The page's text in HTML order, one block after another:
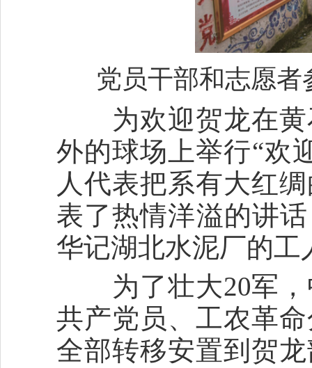
党员干部和志愿
为欢迎贺龙在黄
外的球场上举行“欢
人代表把系有大红
表了热情洋溢的讲
华记湖北水泥厂的
为了壮大20军，
共产党员、工农革
全部转移安置到贺